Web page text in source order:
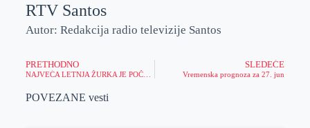
RTV Santos
Autor: Redakcija radio televizije Santos
PRETHODNO
NAJVEĆA LETNJA ŽURKA JE POČELA: Priključi se Meridianovom takmičenju i saznaj koje sve nagrade možeš da osvojiš!
SLEDEĆE
Vremenska prognoza za 27. jun
POVEZANE vesti